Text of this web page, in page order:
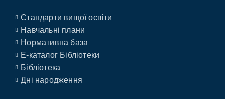
Стандарти вищої освіти
Навчальні плани
Нормативна база
E-каталог Бібліотеки
Бібліотека
Дні народження